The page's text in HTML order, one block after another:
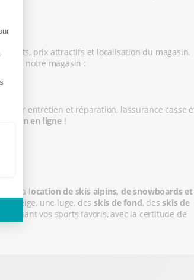
prix attractifs et localisation du magasin.
voici notre magasin :
entretien et réparation, l’assurance casse
en ligne!
la location de skis alpins, de snowboards
à neige, une luge, des skis de fond, desskis de
vos sports favoris, avec la certitude de